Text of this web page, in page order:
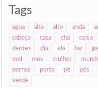
Tags
agua alta alto anda
cabeça
casa cha coisa
dentes
dia ela faz
mel
mes mulher
pernas
porta pé pés
verde